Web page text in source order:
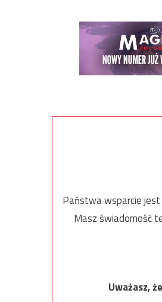
Państwa wsparcie jest
Masz świadomość
Uważasz,